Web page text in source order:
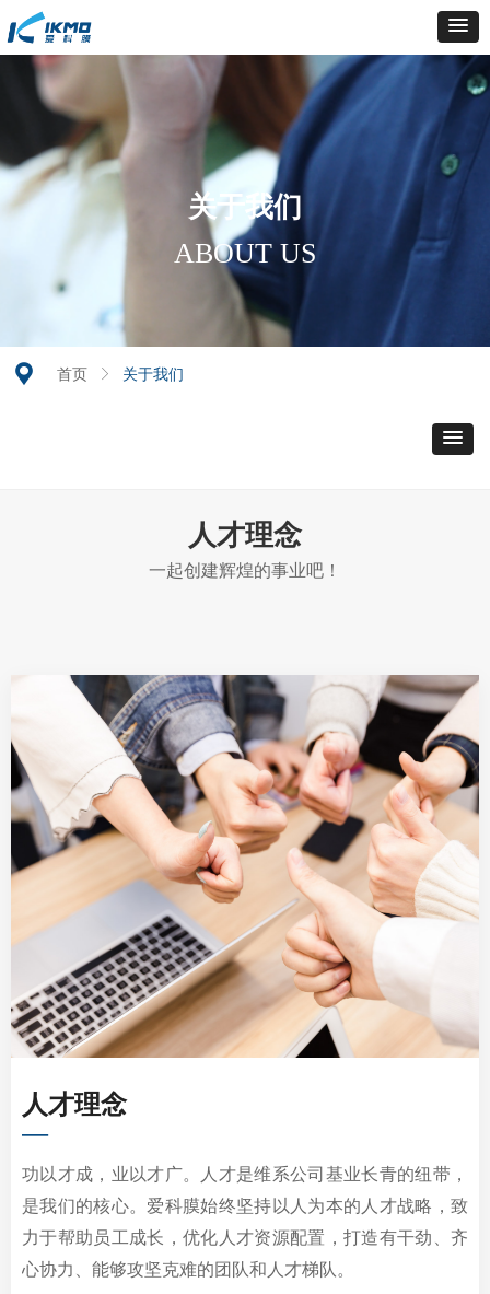
人才理念
一起创建辉煌的事业吧！
关于我们
ABOUT US
끇 首页 ꁕ 关于我们
人才理念
—
功以才成，业以才广。人才是维系公司基业长青的纽带，
是我们的核心。爱科膜始终坚持以人为本的人才战略，致
力于帮助员工成长，优化人才资源配置，打造有干劲、齐
心协力、能够攻坚克难的团队和人才梯队。